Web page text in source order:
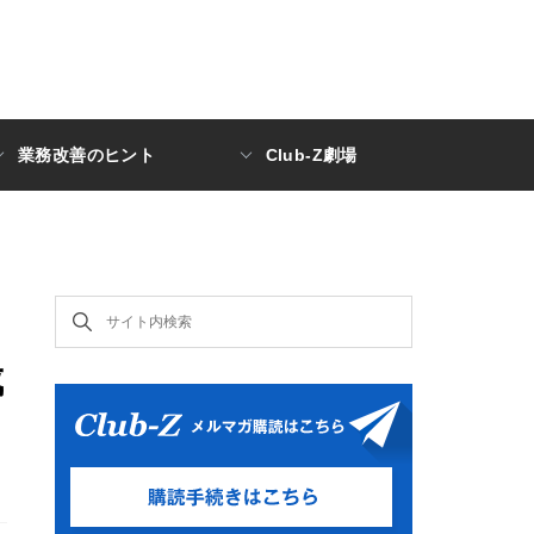
業務改善のヒント Club-Z劇場